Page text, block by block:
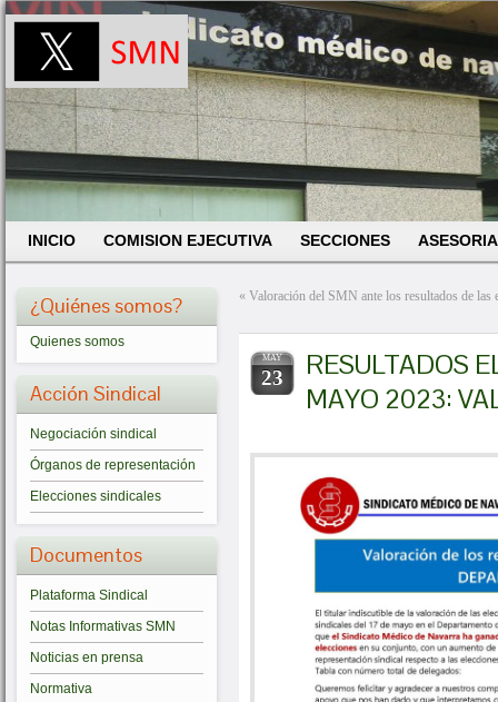
INICIO COMISION EJECUTIVA SECCIONES
¿Quiénes somos?
Quienes somos
Acción Sindical
Negociación sindical
Órganos de representación
Elecciones sindicales
Documentos
Plataforma Sindical
Notas Informativas SMN
Noticias en prensa
Normativa
« Valoración del SMN ante los resultados de
MAY
23
RESULTADOS
MAYO 2023: